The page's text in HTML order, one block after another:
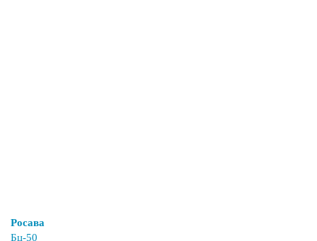
Росава
Бц-50